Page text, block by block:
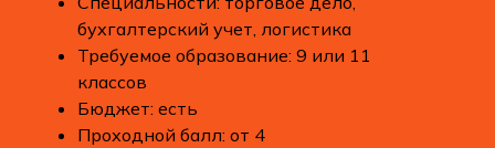
бухгалтерский учет, логистика
Требуемое образование: 9 или 11
классов
Бюджет: есть
Проходной балл: от 4